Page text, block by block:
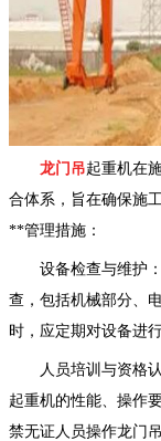
龙门吊起重机在
合体系，旨在确保施
**管理措施：
设备检查与维护
查，包括机械部分、
时，应定期对设备进
人员培训与资格
起重机的性能、操作
禁无证人员操作龙门吊